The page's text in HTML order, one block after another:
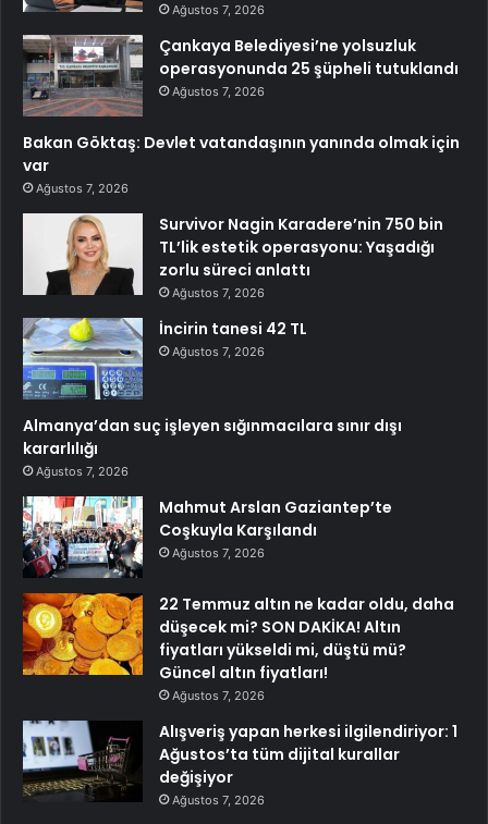
Ağustos 7, 2026
Çankaya Belediyesi’ne yolsuzluk
operasyonunda 25 şüpheli tutuklandı
Ağustos 7, 2026
Bakan Göktaş: Devlet vatandaşının yanında olmak için
var
Ağustos 7, 2026
Survivor Nagin Karadere’nin 750 bin
TL’lik estetik operasyonu: Yaşadığı
zorlu süreci anlattı
Ağustos 7, 2026
İncirin tanesi 42 TL
Ağustos 7, 2026
Almanya’dan suç işleyen sığınmacılara sınır dışı
kararlılığı
Ağustos 7, 2026
Mahmut Arslan Gaziantep’te
Coşkuyla Karşılandı
Ağustos 7, 2026
22 Temmuz altın ne kadar oldu, daha
düşecek mi? SON DAKİKA! Altın
fiyatları yükseldi mi, düştü mü?
Güncel altın fiyatları!
Ağustos 7, 2026
Alışveriş yapan herkesi ilgilendiriyor: 1
Ağustos’ta tüm dijital kurallar
değişiyor
Ağustos 7, 2026